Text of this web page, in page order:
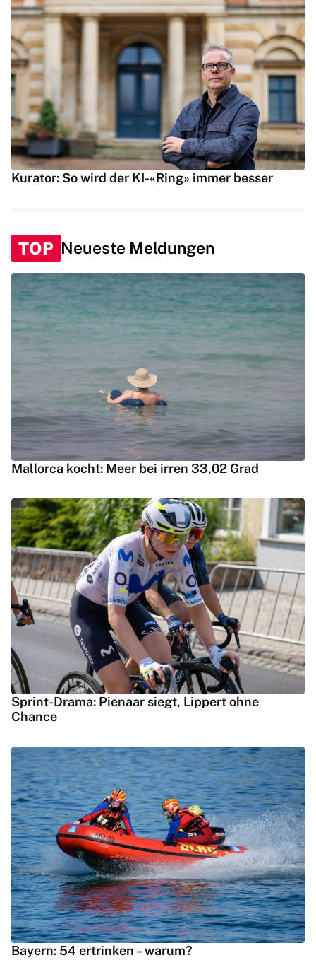
Kurator: So wird der KI-«Ring» immer besser
TOP Neueste Meldungen
Mallorca kocht: Meer bei irren 33,02 Grad
Sprint-Drama: Pienaar siegt, Lippert ohne
Chance
Bayern: 54 ertrinken – warum?